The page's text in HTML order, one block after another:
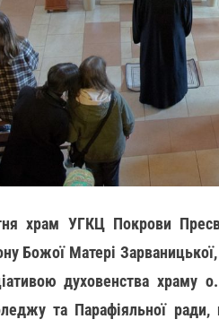
храм УГКЦ Покрови
Божої Матері
духовенства
та Парафіяльної